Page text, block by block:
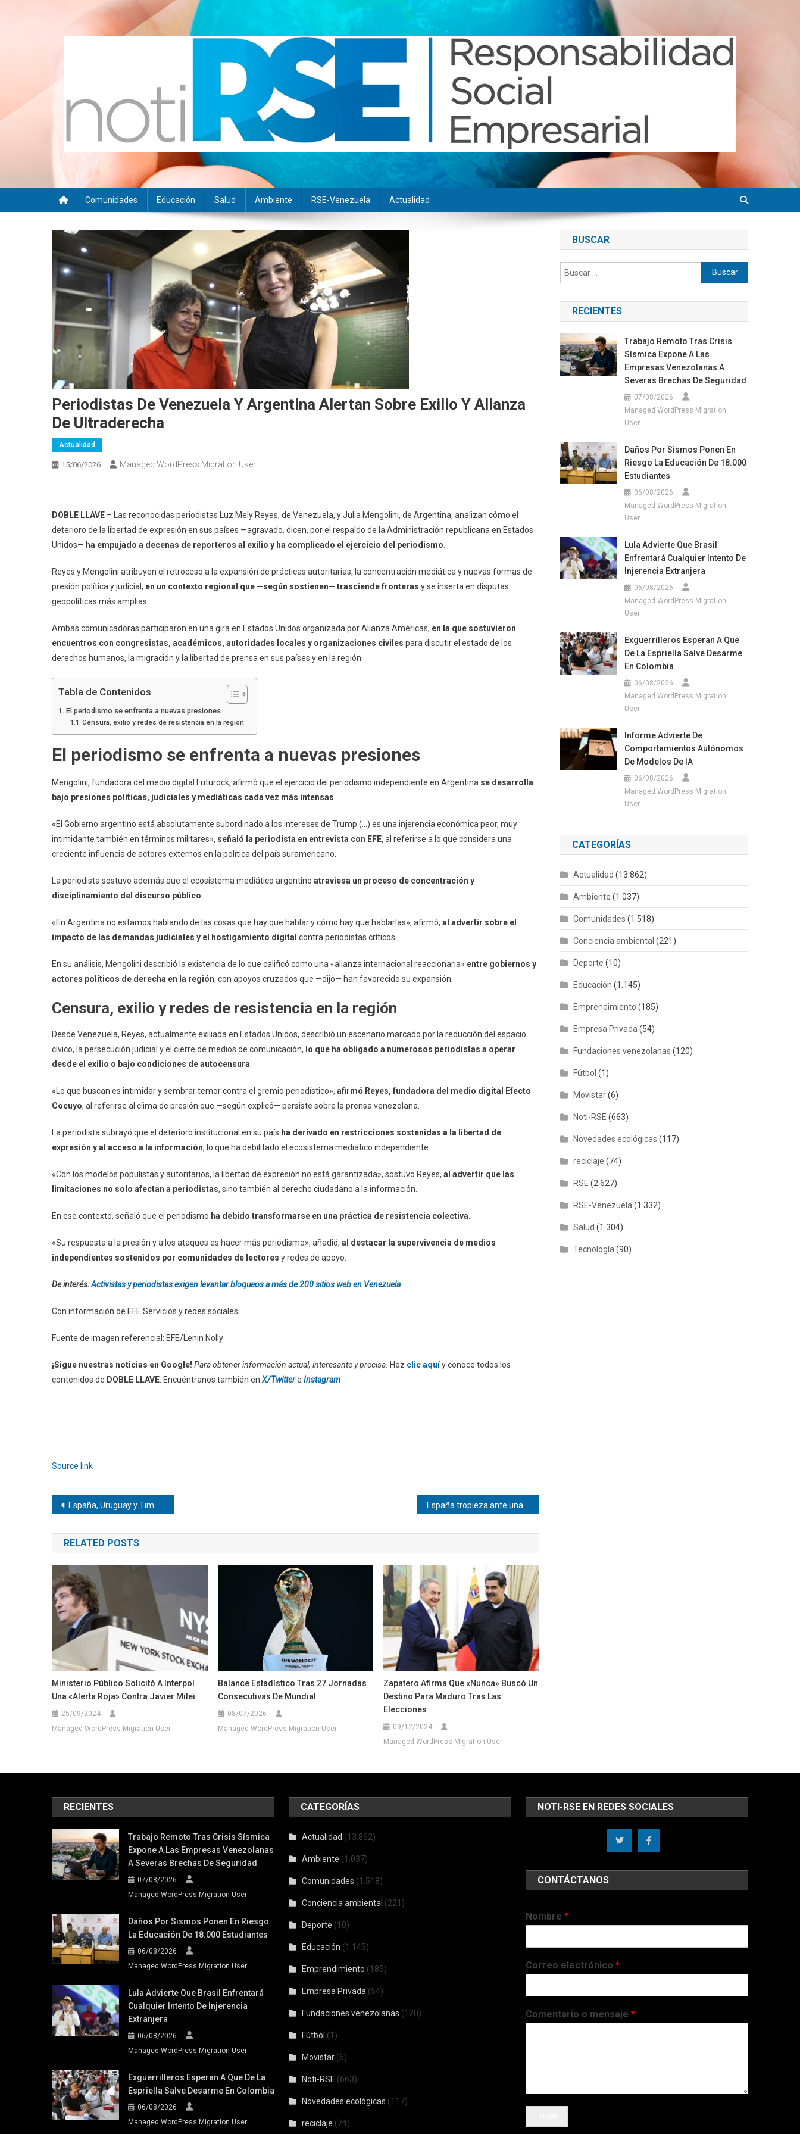
Noti RSE
Noticias con sentido responsable
Comunidades Educación Salud Ambiente RSE-Venezuela Actualidad
Periodistas De Venezuela Y Argentina Alertan Sobre Exilio Y Alianza
De Ultraderecha
Actualidad
15/06/2026 Managed WordPress Migration User
DOBLE LLAVE – Las reconocidas periodistas Luz Mely Reyes, de Venezuela, y Julia Mengolini, de Argentina, analizan cómo el
deterioro de la libertad de expresión en sus países —agravado, dicen, por el respaldo de la Administración republicana en Estados
Unidos— ha empujado a decenas de reporteros al exilio y ha complicado el ejercicio del periodismo
Reyes y Mengolini atribuyen el retroceso a la expansión de prácticas autoritarias, la concentración mediática y nuevas formas de
presión política y judicial, en un contexto regional que —según sostienen— trasciende fronteras y se inserta en disputas
geopolíticas más amplias.
Ambas comunicadoras participaron en una gira en Estados Unidos organizada por Alianza Américas, en la que sostuvieron
encuentros con congresistas, académicos, autoridades locales y organizaciones civiles para discutir el estado de los
derechos humanos, la migración y la libertad de prensa en sus países y en la región.
Tabla de Contenidos
El periodismo se enfrenta a nuevas presiones
Censura, exilio y redes de resistencia en la región
El periodismo se enfrenta a nuevas presiones
Mengolini, fundadora del medio digital Futurock, afirmó que el ejercicio del periodismo independiente en Argentina se desarrolla
bajo presiones políticas, judiciales y mediáticas cada vez más intensas
«El Gobierno argentino está absolutamente subordinado a los intereses de Trump (…) es una injerencia económica peor, muy
intimidante también en términos militares», señaló la periodista en entrevista con EFE, al referirse a lo que considera una
creciente influencia de actores externos en la política del país suramericano.
La periodista sostuvo además que el ecosistema mediático argentino atraviesa un proceso de concentración y
disciplinamiento del discurso público
«En Argentina no estamos hablando de las cosas que hay que hablar y cómo hay que hablarlas», afirmó, al advertir sobre el
impacto de las demandas judiciales y el hostigamiento digital contra periodistas críticos.
En su análisis, Mengolini describió la existencia de lo que calificó como una «alianza internacional reaccionaria» entre gobiernos y
actores políticos de derecha en la región, con apoyos cruzados que —dijo— han favorecido su expansión.
Censura, exilio y redes de resistencia en la región
Desde Venezuela, Reyes, actualmente exiliada en Estados Unidos, describió un escenario marcado por la reducción del espacio
cívico, la persecución judicial y el cierre de medios de comunicación, lo que ha obligado a numerosos periodistas a operar
desde el exilio o bajo condiciones de autocensura
«Lo que buscan es intimidar y sembrar temor contra el gremio periodístico», afirmó Reyes, fundadora del medio digital Efecto
Cocuyo, al referirse al clima de presión que —según explicó— persiste sobre la prensa venezolana.
La periodista subrayó que el deterioro institucional en su país ha derivado en restricciones sostenidas a la libertad de
expresión y al acceso a la información, lo que ha debilitado el ecosistema mediático independiente.
«Con los modelos populistas y autoritarios, la libertad de expresión no está garantizada», sostuvo Reyes, al advertir que las
limitaciones no solo afectan a periodistas, sino también al derecho ciudadano a la información.
En ese contexto, señaló que el periodismo ha debido transformarse en una práctica de resistencia colectiva
«Su respuesta a la presión y a los ataques es hacer más periodismo», añadió, al destacar la supervivencia de medios
independientes sostenidos por comunidades de lectores y redes de apoyo.
De interés:Activistas y periodistas exigen levantar bloqueos a más de 200 sitios web en Venezuela
Con información de EFE Servicios y redes sociales
Fuente de imagen referencial: EFE/Lenin Nolly
¡Sigue nuestras noticias en Google! Para obtener información actual, interesante y precisa. Haz clic aquíy conoce todos los
contenidos de DOBLE LLAVE . Encuéntranos también en X/Twittere Instagram
Source link
Navegación
de
entradas
España, Uruguay y Tim Payne saltan a la cancha del Mundial
RELATED POSTS
Ministerio Público Solicitó A Interpol
Una «alerta Roja» Contra Javier Milei
25/09/2024
Managed WordPress Migration User
Balance Estadístico Tras 27 Jornadas
Consecutivas De Mundial
08/07/2026
Managed WordPress Migration User
Zapatero Afirma Que «nunca» Buscó Un
Destino Para Maduro Tras Las
Elecciones
09/12/2024
Managed WordPress Migration User
BUSCAR
Buscar:
RECIENTES
Trabajo Remoto Tras Crisis
Sísmica Expone A Las
Empresas Venezolanas A
Severas Brechas De Seguridad
07/08/2026
Managed WordPress Migration
User
Daños Por Sismos Ponen En
Riesgo La Educación De 18.000
Estudiantes
06/08/2026
Managed WordPress Migration
User
Lula Advierte Que Brasil
Enfrentará Cualquier Intento De
Injerencia Extranjera
06/08/2026
Managed WordPress Migration
User
Exguerrilleros Esperan A Que
De La Espriella Salve Desarme
En Colombia
06/08/2026
Managed WordPress Migration
User
Informe Advierte De
Comportamientos Autónomos
De Modelos De IA
06/08/2026
Managed WordPress Migration
User
CATEGORÍAS
Actualidad (13.862)
Ambiente (1.037)
Comunidades (1.518)
Conciencia ambiental (221)
Deporte (10)
Educación (1.145)
Emprendimiento (185)
Empresa Privada (54)
Fundaciones venezolanas (120)
Fútbol (1)
Movistar(6)
Noti-RSE (663)
Novedades ecológicas (117)
reciclaje (74)
RSE (2.627)
RSE-Venezuela (1.332)
Salud (1.304)
Tecnología (90)
RECIENTES
Trabajo Remoto Tras Crisis Sísmica
Expone A Las Empresas Venezolanas
A Severas Brechas De Seguridad
07/08/2026
Managed WordPress Migration User
Daños Por Sismos Ponen En Riesgo
La Educación De 18.000 Estudiantes
06/08/2026
Managed WordPress Migration User
Lula Advierte Que Brasil Enfrentará
Cualquier Intento De Injerencia
Extranjera
06/08/2026
Managed WordPress Migration User
Exguerrilleros Esperan A Que De La
Espriella Salve Desarme En Colombia
06/08/2026
Managed WordPress Migration User
CATEGORÍAS
Actualidad (13.862)
Ambiente (1.037)
Comunidades (1.518)
Conciencia ambiental (221)
Deporte (10)
Educación (1.145)
Emprendimiento (185)
Empresa Privada (54)
Fundaciones venezolanas (120)
Fútbol (1)
Movistar (6)
Noti-RSE (663)
Novedades ecológicas (117)
reciclaje (74)
NOTI-RSE EN REDES SOCIALES
CONTÁCTANOS
Nombre *
Correo electrónico *
Comentario o mensaje *